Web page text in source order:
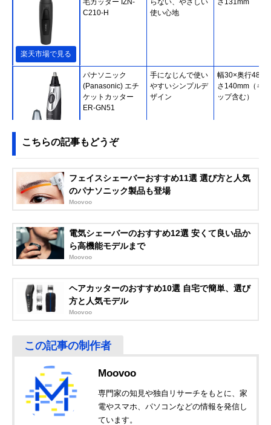
楽天市場で見る
C210-H
使い心地
Amazonで見る
パナソニック
(Panasonic) エチ
ケットカッター
ER-GN51
手になじんで使い
やすいシンプルデ
ザイン
幅30×奥行48×高
さ140mm（キャ
ップ含む）
ケットカッター
NT3650/16
Amazonで見る
日立(HITACHI) 鼻
USB充電ノーズ＆
イヤートリマー
Amazonで見る
パナソニック
(Panasonic) エチ
ケットカッター
ER-GN21
しやすいコンパク
トサイズ
さ146mm（キャ
ップ含む）
こちらの記事もどうぞ
フェイスシェーバーおすすめ11選 選び方と人気
のパナソニック製品も登場
Moovoo
電気シェーバーのおすすめ12選 安くて良い品か
ら高機能モデルまで
Moovoo
ヘアカッターのおすすめ10選 自宅で簡単、選び
方と人気モデル
Moovoo
Moovoo
専門家の知見や独自リサーチをもとに、家
電やスマホ、パソコンなどの情報を発信し
ています。